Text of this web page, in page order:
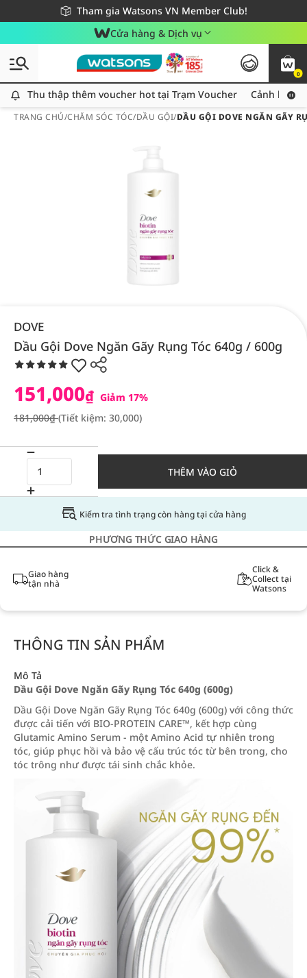
Tham gia Watsons VN Member Club!
Miễn phí giao hàng cho đơn hàng từ 249,000Đ
Giao hàng nhanh 24h - Áp dụng khu vực TP. Hồ Chí Minh
Cửa hàng & Dịch vụ
0
Thu thập thêm voucher hot tại Trạm Voucher
Thu thập thêm voucher hot tại Trạm Voucher Cảnh báo
TRANG CHỦ/CHĂM SÓC TÓC/DẦU GỘI/DẦU GỘI DOVE NGĂN GÃY
DOVE
Dầu Gội Dove Ngăn Gãy Rụng Tóc 640g / 600g
151,000₫ Giảm 17%
181,000₫(Tiết kiệm: 30,000)
THÊM VÀO GIỎ
Kiểm tra tình trạng còn hàng tại cửa hàng
PHƯƠNG THỨC GIAO HÀNG
Giao hàng
tận nhà
Click &
Collect tại
Watsons
THÔNG TIN SẢN PHẨM
Mô Tả
Dầu Gội Dove Ngăn Gãy Rụng Tóc 640g (600g)
Dầu Gội Dove Ngăn Gãy Rụng Tóc 640g (600g) với công thức
được cải tiến với BIO-PROTEIN CARE™, kết hợp cùng
Glutamic Amino Serum - một Amino Acid tự nhiên trong
tóc, giúp phục hồi và bảo vệ cấu trúc tóc từ bên trong, cho
tóc trông như được tái sinh chắc khỏe.